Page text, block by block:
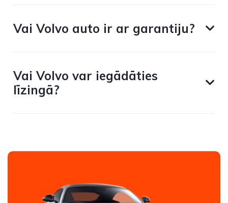
Vai Volvo auto ir ar garantiju?
Vai Volvo var iegādāties
līzingā?